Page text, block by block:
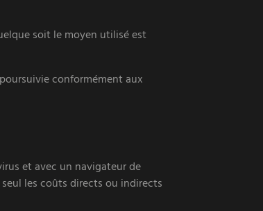
soit le moyen utilisé est
conformément aux
et avec un navigateur de
les coûts directs ou indirects